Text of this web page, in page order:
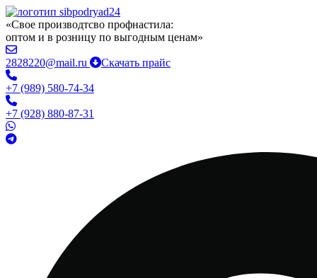
«Свое производтсво профнастила:
оптом и в розницу по выгодным ценам»
2828220@mail.ru Скачать прайс
+7 (989) 580-74-34
+7 (928) 880-87-31